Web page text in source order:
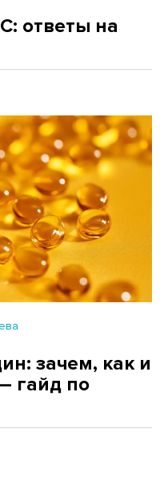
ответы на
зачем, как и
гайд по